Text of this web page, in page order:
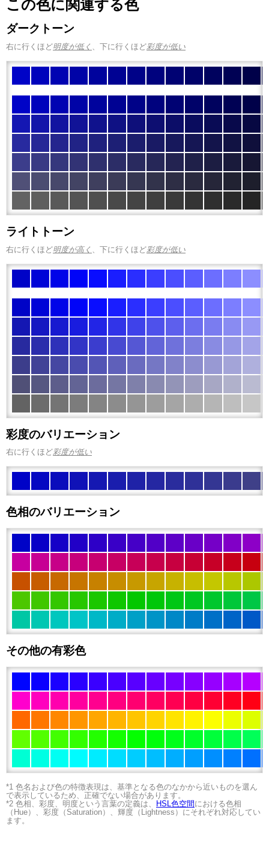
この色に関連する色
ダークトーン
右に行くほど明度が低く 、下に行くほど彩度が低い
ライトトーン
右に行くほど明度が高く 、下に行くほど彩度が低い
彩度のバリエーション
右に行くほど彩度が低い
色相のバリエーション
その他の有彩色
*1 色名および色の特徴表現は、基準となる色のなかから近いものを選ん
で表示しているため、正確でない場合があります。
*2 色相、彩度、明度という言葉の定義は、
HSL色空間 における色相
（Hue）、彩度（Saturation）、輝度（Lightness）にそれぞれ対応してい
ます。